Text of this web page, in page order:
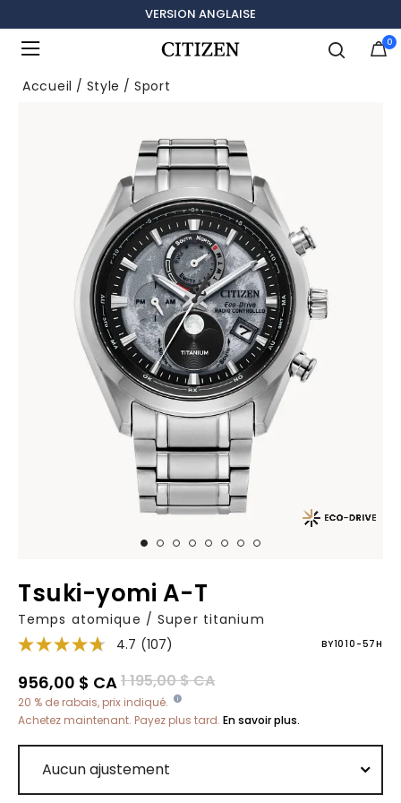
VERSION ANGLAISE
0
Accueil Style Sport
Tsuki-yomi A-T
Temps atomique / Super titanium
4.7 (107) BY1010-57H
Prix réduit de
1 195,00 $ CAà
956,00 $ CA
20 % de rabais, prix indiqué.
Achetez maintenant. Payez plus tard. En savoir plus.